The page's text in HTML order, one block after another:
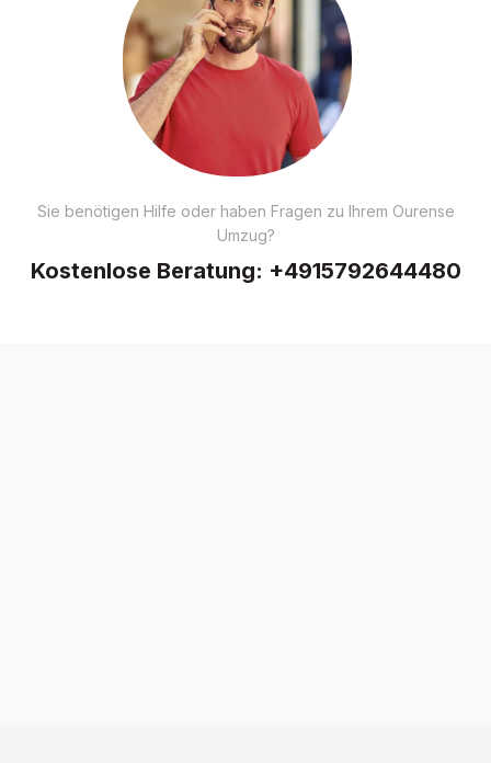
Sie benötigen Hilfe oder haben Fragen zu Ihrem Ourense
Umzug?
Kostenlose Beratung: +4915792644480